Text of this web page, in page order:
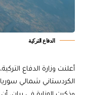
الدفاع التركية
الكردستاني شمالي سوريا